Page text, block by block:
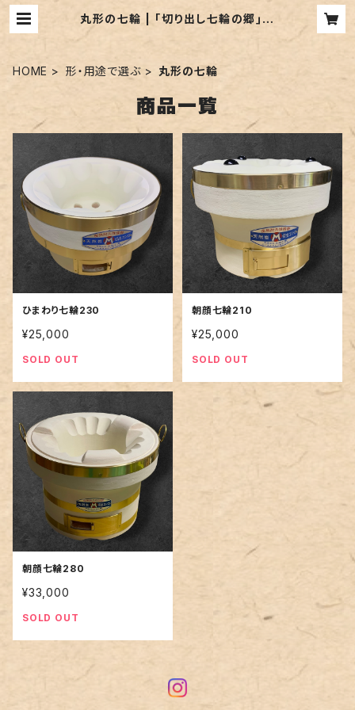
丸形の七輪 | ｢切り出し七輪の郷｣丸
HOME 形・用途で選ぶ 丸形の七輪
商品一覧
ひまわり七輪230
¥25,000
SOLD OUT
朝顔七輪210
¥25,000
SOLD OUT
朝顔七輪280
¥33,000
SOLD OUT